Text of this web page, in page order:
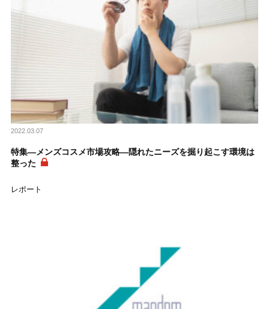
2022.03.07
特集―メンズコスメ市場攻略―隠れたニーズを掘り起こす環境は
整った
レポート